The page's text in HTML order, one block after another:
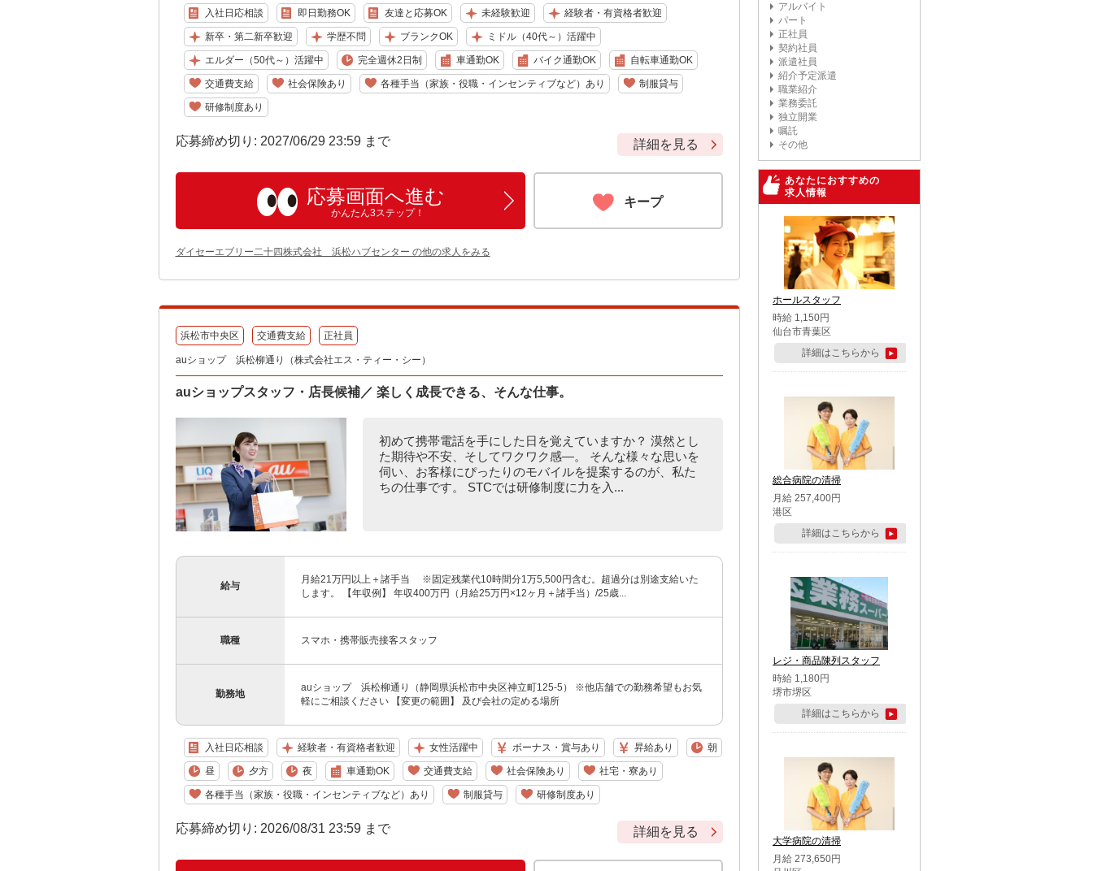
入社日応相談 即日勤務OK 友達と応募OK 未経験歓迎 経験者・有資格者歓迎
新卒・第二新卒歓迎 学歴不問 ブランクOK ミドル（40代～）活躍中
エルダー（50代～）活躍中 完全週休2日制 車通勤OK バイク通勤OK 自転車通勤OK
交通費支給 社会保険あり 各種手当（家族・役職・インセンティブなど）あり 制服貸与
研修制度あり
応募締め切り: 2027/06/29 23:59 まで 詳細を見る
応募画面へ進む
かんたん3ステップ！
キープ
ダイセーエブリー二十四株式会社 浜松ハブセンター の他の求人をみる
浜松市中央区 交通費支給 正社員
auショップ 浜松柳通り（株式会社エス・ティー・シー）
auショップスタッフ・店長候補／ 楽しく成長できる、そんな仕事。
初めて携帯電話を手にした日を覚えていますか？ 漠然とし
た期待や不安、そしてワクワク感―。 そんな様々な思いを
伺い、お客様にぴったりのモバイルを提案するのが、私た
ちの仕事です。 STCでは研修制度に力を入...
給与
月給21万円以上＋諸手当 ※固定残業代10時間分1万5,500円含む。超過分は別途支給いた
します。 【年収例】 年収400万円（月給25万円×12ヶ月＋諸手当）/25歳...
職種 スマホ・携帯販売接客スタッフ
勤務地
auショップ 浜松柳通り（静岡県浜松市中央区神立町125-5） ※他店舗での勤務希望もお気
軽にご相談ください 【変更の範囲】 及び会社の定める場所
入社日応相談 経験者・有資格者歓迎 女性活躍中 ボーナス・賞与あり 昇給あり 朝
昼 夕方 夜 車通勤OK 交通費支給 社会保険あり 社宅・寮あり
各種手当（家族・役職・インセンティブなど）あり 制服貸与 研修制度あり
応募締め切り: 2026/08/31 23:59 まで 詳細を見る
アルバイト
パート
正社員
契約社員
派遣社員
紹介予定派遣
職業紹介
業務委託
独立開業
嘱託
その他
あなたにおすすめの
求人情報
ホールスタッフ
時給 1,150円
仙台市青葉区
詳細はこちらから
総合病院の清掃
月給 257,400円
港区
詳細はこちらから
レジ・商品陳列スタッフ
時給 1,180円
堺市堺区
詳細はこちらから
大学病院の清掃
月給 273,650円